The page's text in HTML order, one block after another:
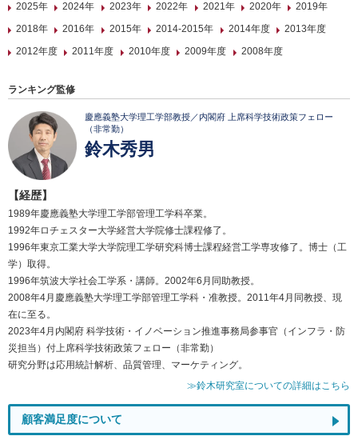
2025年
2024年 2023年 2022年 2021年 2020年
2019年
2018年
2016年 2015年 2014-2015年 2014年度
2013年度
2012年度
2011年度 2010年度 2009年度 2008年度
ランキング監修
慶應義塾大学理工学部教授／内閣府 上席科学技術政策フェロー
（非常勤）
鈴木秀男
【経歴】
1989年慶應義塾大学理工学部管理工学科卒業。
1992年ロチェスター大学経営大学院修士課程修了。
1996年東京工業大学大学院理工学研究科博士課程経営工学専攻修了。博士（工
学）取得。
1996年筑波大学社会工学系・講師。2002年6月同助教授。
2008年4月慶應義塾大学理工学部管理工学科・准教授。2011年4月同教授、現
在に至る。
2023年4月内閣府 科学技術・イノベーション推進事務局参事官（インフラ・防
災担当）付上席科学技術政策フェロー（非常勤）
研究分野は応用統計解析、品質管理、マーケティング。
≫鈴木研究室についての詳細はこちら
顧客満足度について